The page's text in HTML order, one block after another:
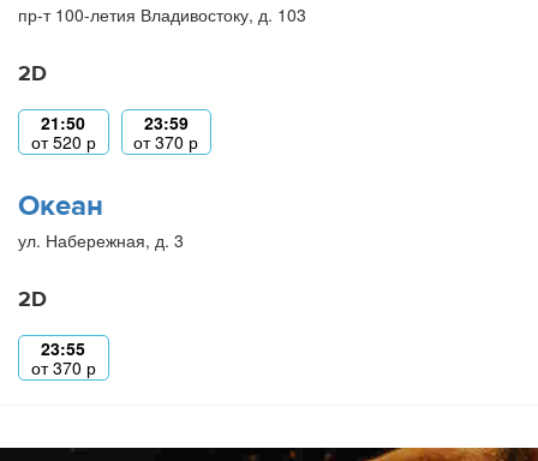
пр-т 100-летия Владивостоку, д. 103
2D
21:50
от520 р
23:59
от370 р
Океан
ул. Набережная, д. 3
2D
23:55
от370 р